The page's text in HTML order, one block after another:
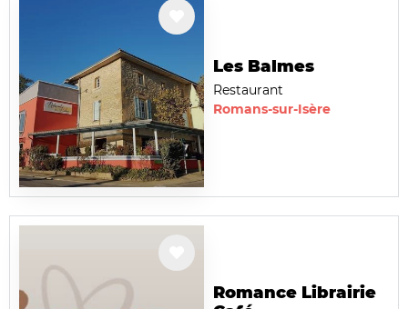
Les Balmes
Restaurant
Romans-sur-Isère
Romance Librairie